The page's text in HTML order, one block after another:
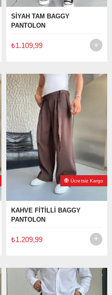
SİYAH TAM BAGGY
PANTOLON
₺1.109,99
KAHVE FİTİLLİ BAGGY
PANTOLON
₺1.209,99
Ücretsiz Kargo